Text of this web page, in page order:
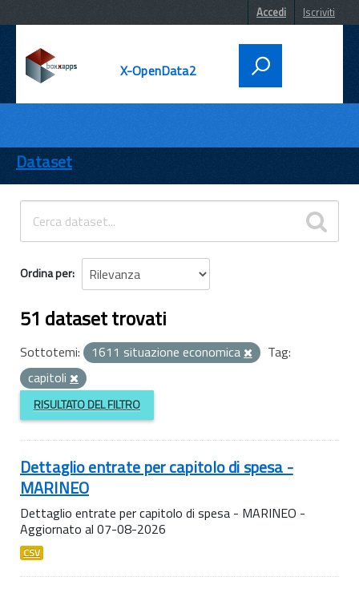
Accedi Iscriviti
X-OpenData2
ENTI
TEMI
INFORMAZIONI
Dataset
Ordina per
51 dataset trovati
Sottotemi: 1611 situazione economica
Tag:
capitoli
RISULTATO DEL FILTRO
Dettaglio entrate per capitolo di spesa -
MARINEO
Dettaglio entrate per capitolo di spesa - MARINEO -
Aggiornato al 07-08-2026
CSV